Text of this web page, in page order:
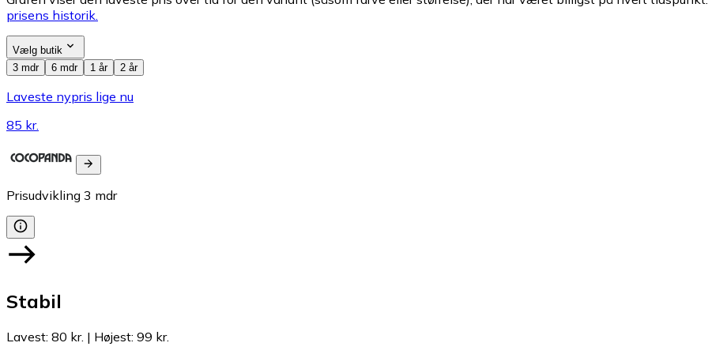
prisens historik.
Vælg butik
3 mdr
6 mdr 1 år 2 år
Laveste nypris lige nu
85 kr.
Prisudvikling 3 mdr
Stabil
Lavest: 80 kr. | Højest: 99 kr.